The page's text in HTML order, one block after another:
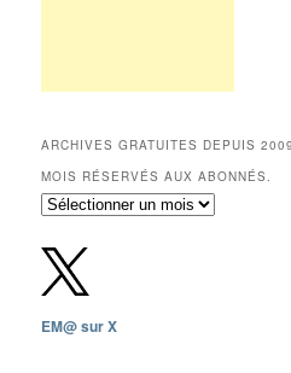
ARCHIVES GRATUITES DEPUIS
MOIS RÉSERVÉS AUX ABONNÉS.
Archives
depuis
2009,
sauf
les
EM@ sur X